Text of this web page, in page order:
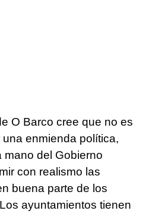
O Barco cree que no es
enmienda política,
mano del Gobierno
con realismo las
buena parte de los
ayuntamientos tienen